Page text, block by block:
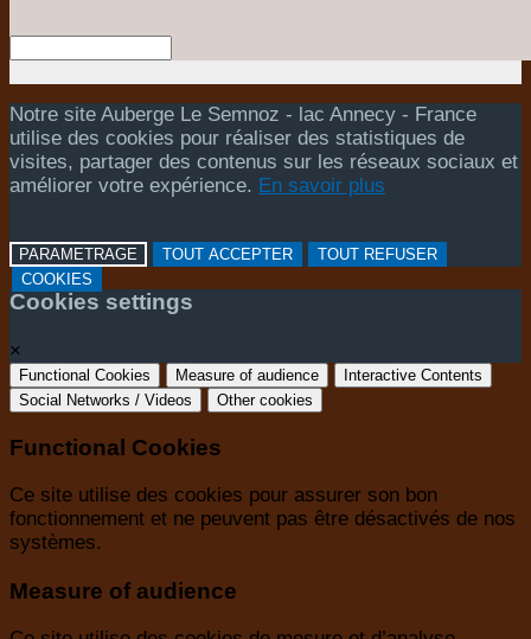
Notre site Auberge Le Semnoz - lac Annecy - France
utilise des cookies pour réaliser des statistiques de
visites, partager des contenus sur les réseaux sociaux et
améliorer votre expérience. En savoir plus
PARAMETRAGE TOUT ACCEPTER
TOUT REFUSER
COOKIES
Cookies settings
×
Functional Cookies Measure of audience
Interactive Contents
Social Networks / Videos
Other cookies
Functional Cookies
Ce site utilise des cookies pour assurer son bon
fonctionnement et ne peuvent pas être désactivés de nos
systèmes.
Measure of audience